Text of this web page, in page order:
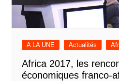
A LA UNE Actualités
Africa 2017, les
économiques franco-